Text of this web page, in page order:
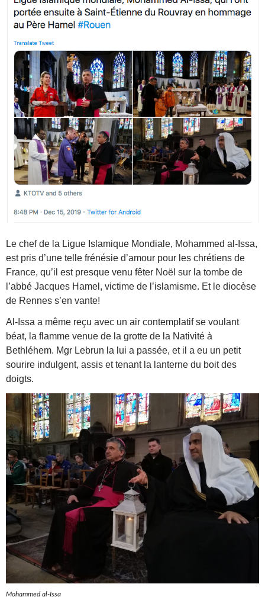
Le chef de la Ligue Islamique Mondiale, Mohammed al-Issa,
est pris d’une telle frénésie d’amour pour les chrétiens de
France, qu’il est presque venu fêter Noël sur la tombe de
l’abbé Jacques Hamel, victime de l’islamisme. Et le diocèse
de Rennes s’en vante!
Al-Issa a même reçu avec un air contemplatif se voulant
béat, la flamme venue de la grotte de la Nativité à
Bethléhem. Mgr Lebrun la lui a passée, et il a eu un petit
sourire indulgent, assis et tenant la lanterne du boit des
doigts.
Mohammed al-Issa